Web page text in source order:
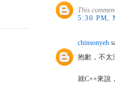
This
5:30 PM,
chinsonyeh
抱歉，不太
就C++來說